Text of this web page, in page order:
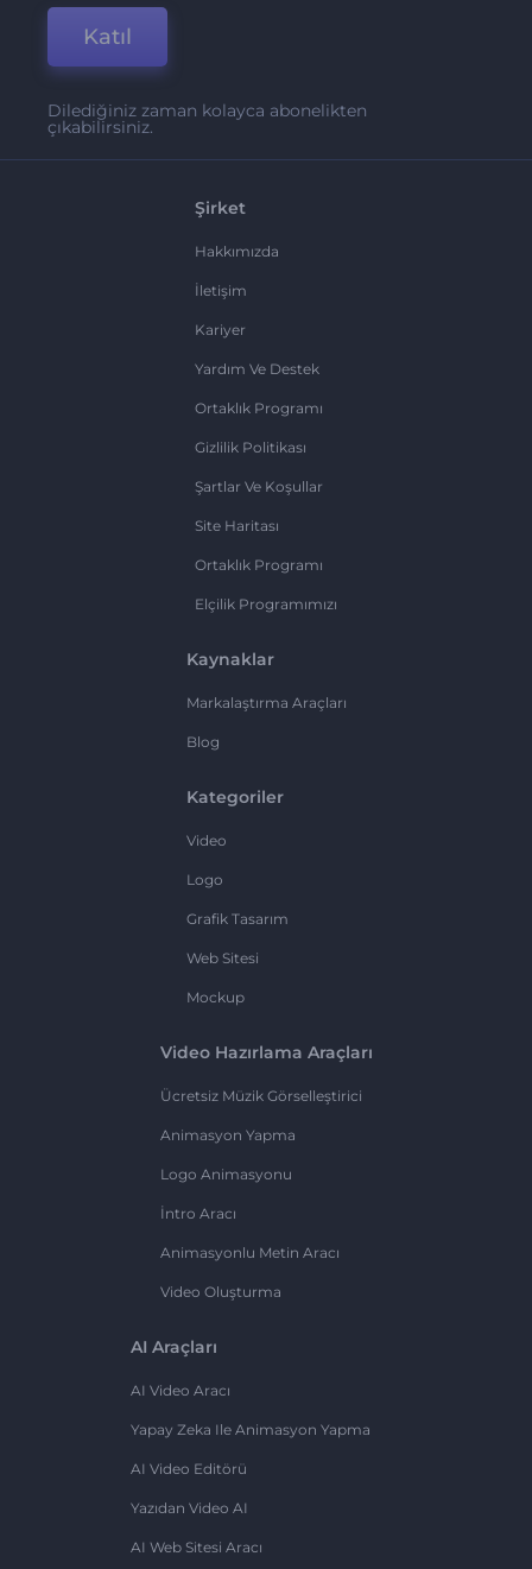
Katıl
Dilediğiniz zaman kolayca abonelikten
çıkabilirsiniz.
Şirket
Hakkımızda
İletişim
Kariyer
Yardım Ve Destek
Ortaklık Programı
Gizlilik Politikası
Şartlar Ve Koşullar
Site Haritası
Ortaklık Programı
Elçilik Programımızı
Kaynaklar
Markalaştırma Araçları
Blog
Kategoriler
Video
Logo
Grafik Tasarım
Web Sitesi
Mockup
Video Hazırlama Araçları
Ücretsiz Müzik Görselleştirici
Animasyon Yapma
Logo Animasyonu
İntro Aracı
Animasyonlu Metin Aracı
Video Oluşturma
AI Araçları
AI Video Aracı
Yapay Zeka Ile Animasyon Yapma
AI Video Editörü
Yazıdan Video AI
AI Web Sitesi Aracı